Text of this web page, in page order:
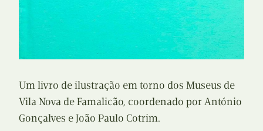
Um livro de ilustração em torno dos Museus de
Vila Nova de Famalicão, coordenado por António
Gonçalves e João Paulo Cotrim.